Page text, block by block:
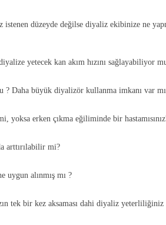
istenen düzeyde değilse diyaliz ekibinize ne
yetecek kan akım hızını sağlayabiliyor
? Daha büyük diyalizör kullanma imkanı var
yoksa erken çıkma eğiliminde bir
arttırılabilir mi?
uygun alınmış mı ?
tek bir kez aksaması dahi diyaliz